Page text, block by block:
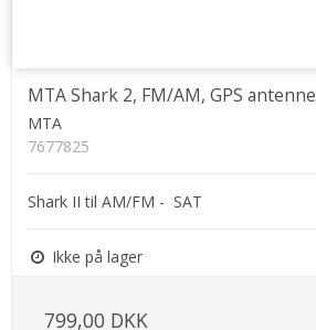
MTA Shark 2, FM/AM, GPS antenne
MTA
7677825
Shark II til AM/FM - SAT
Ikke på lager
799,00 DKK